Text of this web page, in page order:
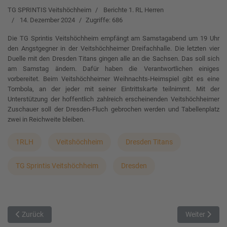
TG SPRINTIS Veitshöchheim
Berichte 1. RL Herren
14. Dezember 2024
Zugriffe: 686
Die TG Sprintis Veitshöchheim empfängt am Samstagabend um 19 Uhr
den Angstgegner in der Veitshöchheimer Dreifachhalle. Die letzten vier
Duelle mit den Dresden Titans gingen alle an die Sachsen. Das soll sich
am Samstag ändern. Dafür haben die Verantwortlichen einiges
vorbereitet. Beim Veitshöchheimer Weihnachts-Heimspiel gibt es eine
Tombola, an der jeder mit seiner Eintrittskarte teilnimmt. Mit der
Unterstützung der hoffentlich zahlreich erscheinenden Veitshöchheimer
Zuschauer soll der Dresden-Fluch gebrochen werden und Tabellenplatz
zwei in Reichweite bleiben.
1RLH Veitshöchheim Dresden Titans
TG Sprintis Veitshöchheim Dresden
Vorheriger Beitrag: Aussetzer gegen Ansbach
Zurück Nächster
Weiter